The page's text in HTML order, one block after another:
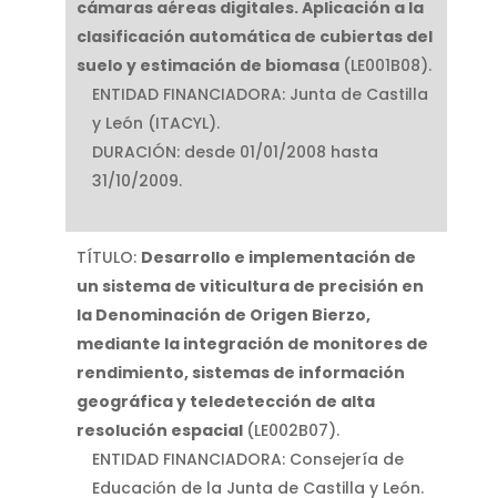
cámaras aéreas digitales. Aplicación a la
clasificación automática de cubiertas del
suelo y estimación de biomasa (LE001B08).
ENTIDAD FINANCIADORA: Junta de Castilla
y León (ITACYL).
DURACIÓN: desde 01/01/2008 hasta
31/10/2009.
TÍTULO: Desarrollo e implementación de
un sistema de viticultura de precisión en
la Denominación de Origen Bierzo,
mediante la integración de monitores de
rendimiento, sistemas de información
geográfica y teledetección de alta
resolución espacial (LE002B07).
ENTIDAD FINANCIADORA: Consejería de
Educación de la Junta de Castilla y León.